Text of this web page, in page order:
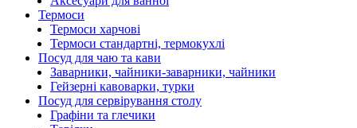
Термоси
Термоси харчові
Термоси стандартні, термокухлі
Посуд для чаю та кави
Заварники, чайники-заварники, чайники
Гейзерні кавоварки, турки
Посуд для сервірування столу
Графіни та глечики